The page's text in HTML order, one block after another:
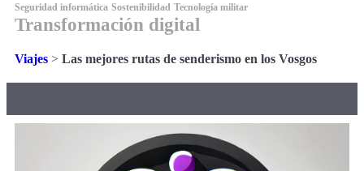
Seguridad informática Sostenibilidad Tecnología militar
Transformación digital
Viajes > Las mejores rutas de senderismo en los Vosgos